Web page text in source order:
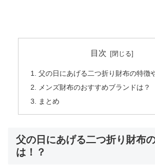
目次
父の日にあげる二つ折り財布の特徴
メンズ財布のおすすめブランドは？
まとめ
父の日にあげる二つ折り財布
は！？